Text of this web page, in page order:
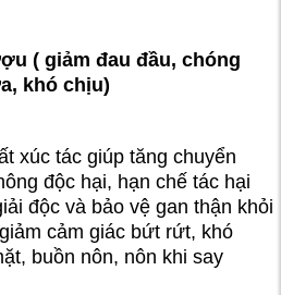
( giảm đau đầu, chóng
khó chịu)
xúc tác giúp tăng chuyển
độc hại, hạn chế tác hại
độc và bảo vệ gan thận khỏi
cảm giác bứt rứt, khó
buồn nôn, nôn khi say